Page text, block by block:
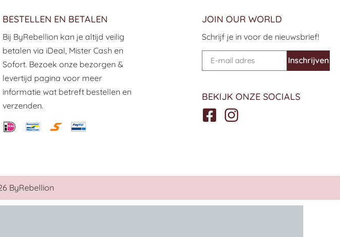
BESTELLEN EN BETALEN
Bij ByRebellion kan je altijd veilig
betalen via iDeal, Mister Cash en
Sofort. Bezoek onze bezorgen &
levertijd pagina voor meer
informatie wat betreft bestellen en
verzenden.
JOIN OUR WORLD
Schrijf je in voor de nieuwsbrief!
Inschrijven
BEKIJK ONZE SOCIALS
ByRebellion